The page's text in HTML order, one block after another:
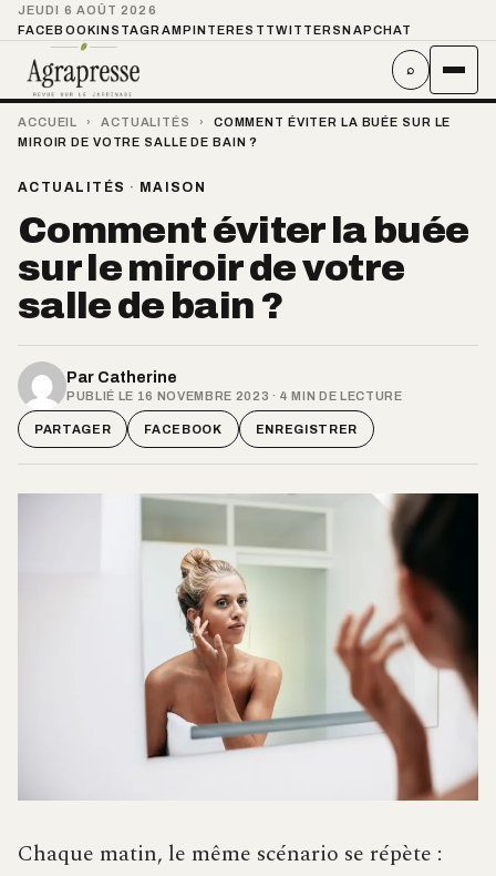
JEUDI 6 AOÛT 2026
FACEBOOKINSTAGRAMPINTEREST TWITTER SNAPCHAT
⌕
ACCUEIL › ACTUALITÉS ›
COMMENT ÉVITER LA BUÉE SUR LE
MIROIR DE VOTRE SALLE DE BAIN ?
ACTUALITÉS · MAISON
Comment éviter la buée
sur le miroir de votre
salle de bain ?
Par Catherine
PUBLIÉ LE 16 NOVEMBRE 2023 · 4 MIN DE LECTURE
PARTAGER FACEBOOK ENREGISTRER
Chaque matin, le même scénario se répète :